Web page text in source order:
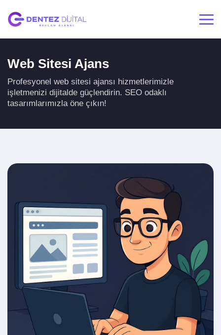
Web Sitesi Ajans
Profesyonel web sitesi ajansı hizmetlerimizle
işletmenizi dijitalde güçlendirin. SEO odaklı
tasarımlarımızla öne çıkın!